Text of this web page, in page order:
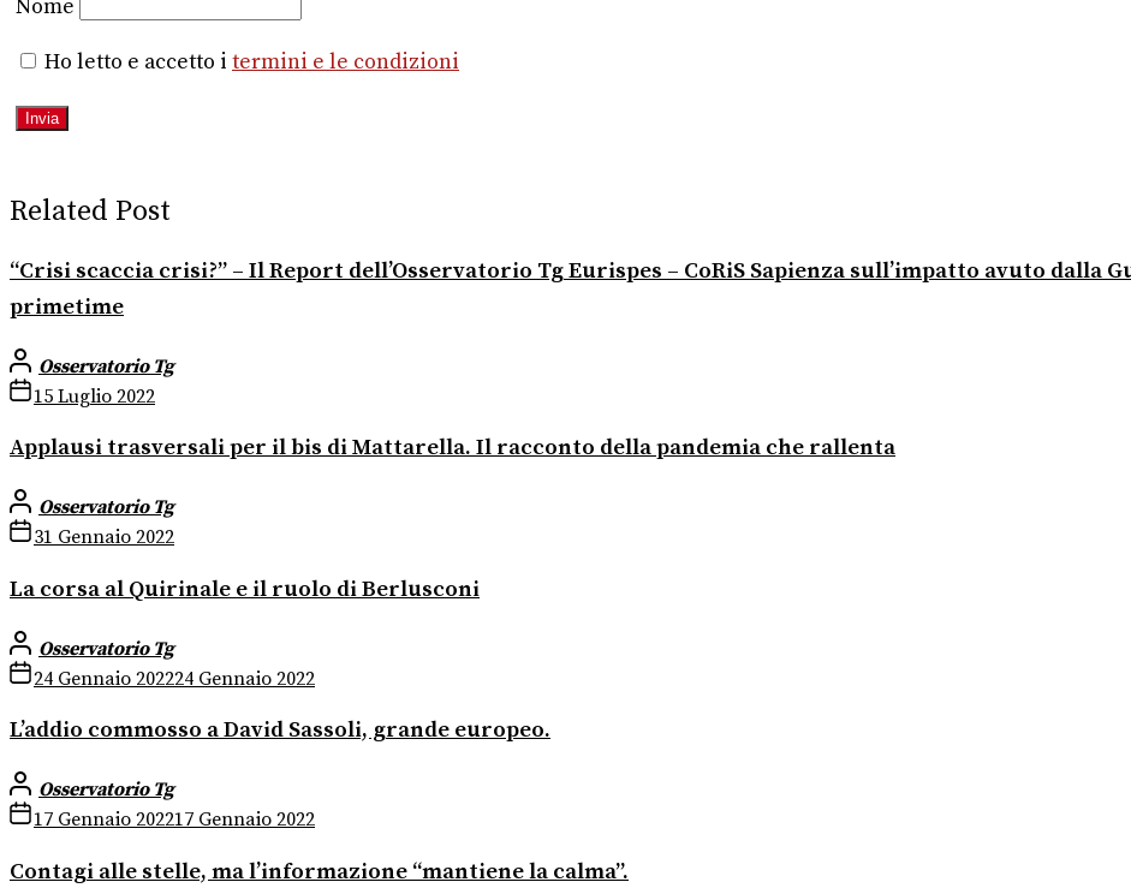
Nome
Ho letto e accetto i termini e le condizioni
Related Post
“Crisi scaccia crisi?” – Il Report dell’Osservatorio Tg Eurispes – CoRiS Sapienza sull’impatto avuto dalla
primetime
Osservatorio Tg
15 Luglio 2022
Applausi trasversali per il bis di Mattarella. Il racconto della pandemia che rallenta
Osservatorio Tg
31 Gennaio 2022
La corsa al Quirinale e il ruolo di Berlusconi
Osservatorio Tg
24 Gennaio 202224 Gennaio 2022
L’addio commosso a David Sassoli, grande europeo.
Osservatorio Tg
17 Gennaio 202217 Gennaio 2022
Contagi alle stelle, ma l’informazione “mantiene la calma”.